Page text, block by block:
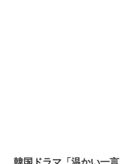
韓国ドラマ「温かい一言